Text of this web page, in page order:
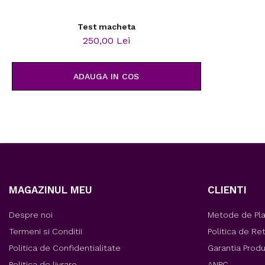
Test macheta
250,00 Lei
ADAUGA IN COS
MAGAZINUL MEU
Despre noi
Termeni si Conditii
Politica de Confidentialitate
CLIENTI
Metode de
Politica de
Garantia